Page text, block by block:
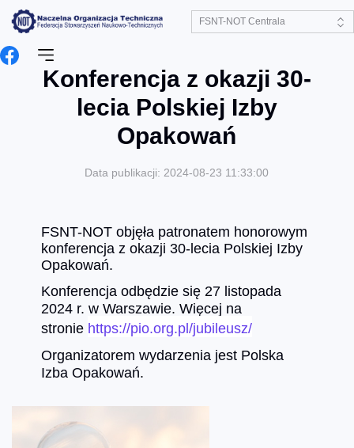
Konferencja z okazji 30-
lecia Polskiej Izby
Opakowań
Data publikacji: 2024-08-23 11:33:00
FSNT-NOT objęła patronatem honorowym
konferencja z okazji 30-lecia Polskiej Izby
Opakowań.
Konferencja odbędzie się 27 listopada
2024 r. w Warszawie. Więcej na
stronie https://pio.org.pl/jubileusz/
Organizatorem wydarzenia jest Polska
Izba Opakowań.